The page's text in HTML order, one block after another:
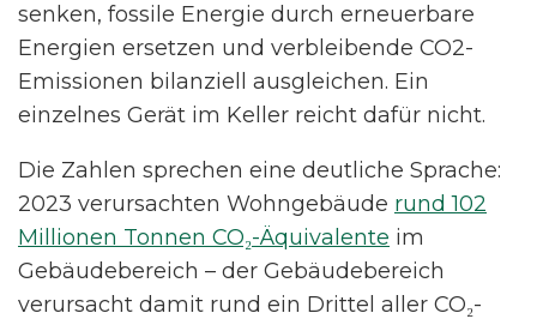
senken, fossile Energie durch erneuerbare
Energien ersetzen und verbleibende CO2-
Emissionen bilanziell ausgleichen. Ein
einzelnes Gerät im Keller reicht dafür nicht.
Die Zahlen sprechen eine deutliche Sprache:
2023 verursachten Wohngebäude rund 102
Millionen Tonnen CO₂-Äquivalente im
Gebäudebereich – der Gebäudebereich
verursacht damit rund ein Drittel aller CO₂-